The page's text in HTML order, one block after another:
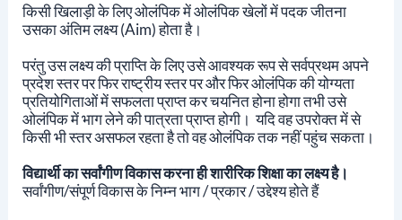
किसी खिलाड़ी के लिए ओलंपिक में ओलंपिक खेलों में पदक जीतना
उसका अंतिम लक्ष्य (Aim) होता है।
परंतु उस लक्ष्य की प्राप्ति के लिए उसे आवश्यक रूप से सर्वप्रथम अपने
प्रदेश स्तर पर फिर राष्ट्रीय स्तर पर और फिर ओलंपिक की योग्यता
प्रतियोगिताओं में सफलता प्राप्त कर चयनित होना होगा तभी उसे
ओलंपिक में भाग लेने की पात्रता प्राप्त होगी। यदि वह उपरोक्त में से
किसी भी स्तर असफल रहता है तो वह ओलंपिक तक नहीं पहुंच सकता।
विद्यार्थी का सर्वांगीण विकास करना ही शारीरिक शिक्षा का लक्ष्य है।
सर्वांगीण/संपूर्ण विकास के निम्न भाग / प्रकार / उद्देश्य होते हैं